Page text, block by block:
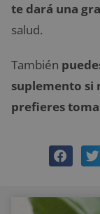
te dará una
salud.
También
suplemento si
prefieres